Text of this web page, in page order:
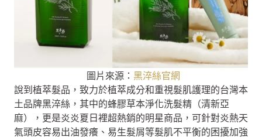
圖片來源： 黑淬絲官網
說到植萃髮品，致力於植萃成分和重視髮肌護理的台灣本
土品牌黑淬絲，其中的蜂膠草本淨化洗髮精（清新亞
麻），更是炎炎夏日裡超熱銷的明星商品，可針對炎熱天
氣頭皮容易出油發癢、易生髮屑等髮肌不平衡的困擾加強